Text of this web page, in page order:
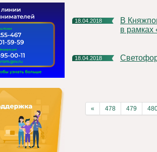
18.04.2018
В Княжпогостском районе начался сбор народных инициатив
в рамках
18.04.2018
« 478 479